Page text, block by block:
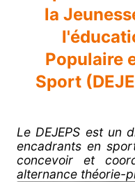
la
Populaire
Sport
Le DEJEPS est un
encadrants en
concevoir et
alternance théorie-